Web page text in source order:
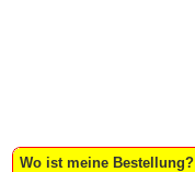
Wo ist meine Bestellung?